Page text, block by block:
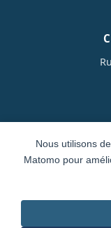
Nous utilisons
Matomo pour
Design et